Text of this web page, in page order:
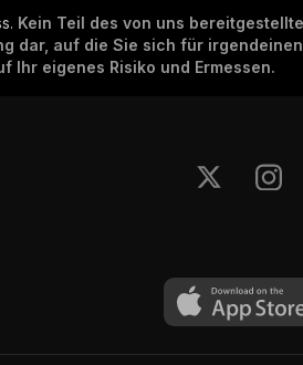
. Kein Teil des von uns
dar, auf die Sie sich für
Ihr eigenes Risiko und Ermessen.